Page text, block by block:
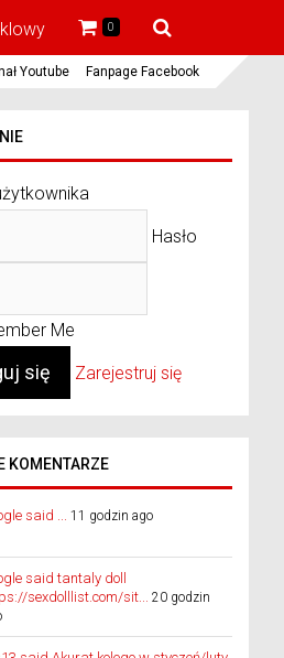
0
Youtube Fanpage Facebook
Hasło
Me
Zarejestruj się
KOMENTARZE
said ... 11 godzin ago
said tantaly doll
sexdolllist.com/sit... 20 godzin